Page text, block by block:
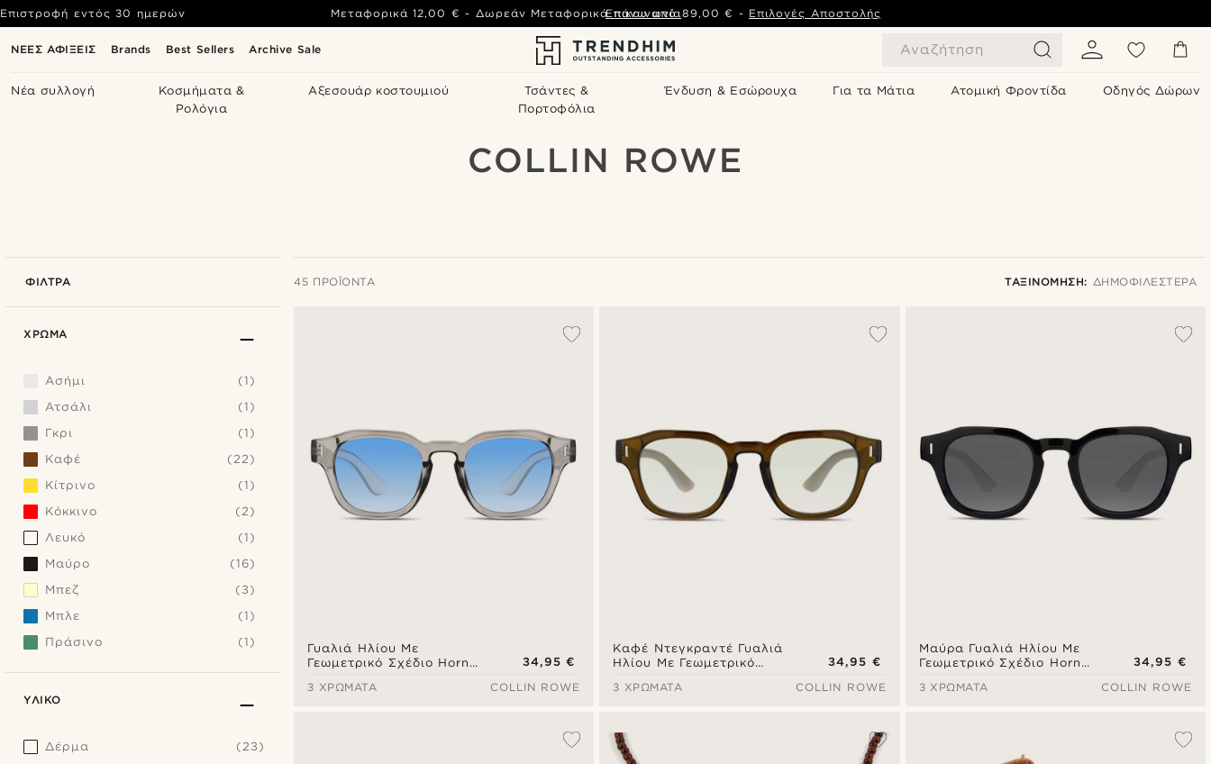
ΝΕΕΣ ΑΦΙΞΕΙΣ Brands Best Sellers Archive Sale Αναζήτηση
Νέα συλλογή
Κοσμήματα &
Ρολόγια
Αξεσουάρ κοστουμιού
Τσάντες &
Πορτοφόλια
Ένδυση & Εσώρουχα Για τα Μάτια Ατομική Φροντίδα Οδηγός Δώρων
Επιστροφή εντός 30 ημερών Μεταφορικά 12,00 € - Δωρεάν Μεταφορικά πάνω από89,00 € - Επιλογές Αποστολής
Επικοινωνία
COLLIN ROWE
ΦΊΛΤΡΑ 45 ΠΡΟΪΌΝΤΑ ΤΑΞΙΝΌΜΗΣΗ: ΔΗΜΟΦΙΛΈΣΤΕΡΑ
Γυαλιά Ηλίου Με
Γεωμετρικό Σχέδιο Horn
Στελετός & Μπλε Φακοί
34,95 €
3 ΧΡΏΜΑΤΑ
COLLIN ROWE
Καφέ Ντεγκραντέ Γυαλιά
Ηλίου Με Γεωμετρικό
34,95 €
3 ΧΡΏΜΑΤΑ
COLLIN ROWE
Μαύρα Γυαλιά Ηλίου Με
Γεωμετρικό Σχέδιο Horn
34,95 €
3 ΧΡΏΜΑΤΑ
COLLIN ROWE
ΧΡΏΜΑ
Ασήμι
(1)
Ατσάλι
(1)
Γκρι
(1)
Καφέ
(22)
Κίτρινο
(1)
Κόκκινο
(2)
Λευκό
(1)
Μαύρο
(16)
Μπεζ
(3)
Μπλε
(1)
Πράσινο
(1)
ΥΛΙΚΌ
Δέρμα
(23)